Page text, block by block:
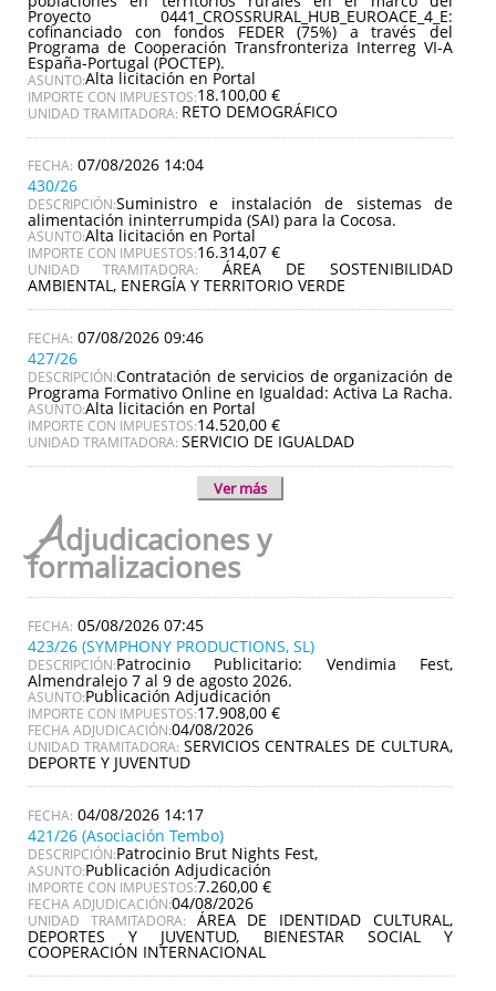
Proyecto 0441_CROSSRURAL_HUB_EUROACE_4_E:
cofinanciado con fondos FEDER (75%) a través del
Programa de Cooperación Transfronteriza Interreg VI-A
España-Portugal (POCTEP).
ASUNTO:Alta licitación en Portal
IMPORTE CON IMPUESTOS:18.100,00 €
UNIDAD TRAMITADORA: RETO DEMOGRÁFICO
07/08/2026 14:04
430/26
DESCRIPCIÓN:Suministro e instalación de sistemas de
alimentación ininterrumpida (SAI) para la Cocosa.
ASUNTO:Alta licitación en Portal
IMPORTE CON IMPUESTOS:16.314,07 €
UNIDAD TRAMITADORA: ÁREA DE SOSTENIBILIDAD
AMBIENTAL, ENERGÍA Y TERRITORIO VERDE
07/08/2026 09:46
427/26
DESCRIPCIÓN:Contratación de servicios de organización de
Programa Formativo Online en Igualdad: Activa La Racha.
ASUNTO:Alta licitación en Portal
IMPORTE CON IMPUESTOS:14.520,00 €
UNIDAD TRAMITADORA: SERVICIO DE IGUALDAD
Ver más
Adjudicaciones y
formalizaciones
05/08/2026 07:45
423/26 (SYMPHONY PRODUCTIONS, SL)
DESCRIPCIÓN:Patrocinio Publicitario: Vendimia Fest,
Almendralejo 7 al 9 de agosto 2026.
ASUNTO:Publicación Adjudicación
IMPORTE CON IMPUESTOS:17.908,00 €
FECHA ADJUDICACIÓN:04/08/2026
UNIDAD TRAMITADORA: SERVICIOS CENTRALES DE CULTURA,
DEPORTE Y JUVENTUD
04/08/2026 14:17
421/26 (Asociación Tembo)
DESCRIPCIÓN:Patrocinio Brut Nights Fest,
ASUNTO:Publicación Adjudicación
IMPORTE CON IMPUESTOS:7.260,00 €
FECHA ADJUDICACIÓN:04/08/2026
UNIDAD TRAMITADORA: ÁREA DE IDENTIDAD CULTURAL,
DEPORTES Y JUVENTUD, BIENESTAR SOCIAL Y
COOPERACIÓN INTERNACIONAL